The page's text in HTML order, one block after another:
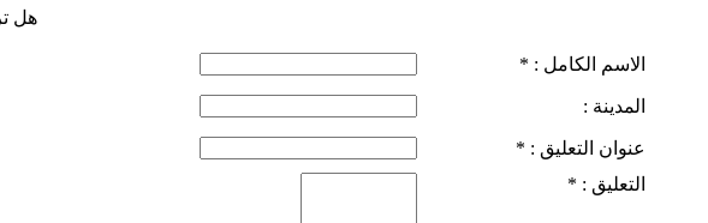
هل
الاسم الكامل : *
المدينة :
عنوان التعليق : *
التعليق : *